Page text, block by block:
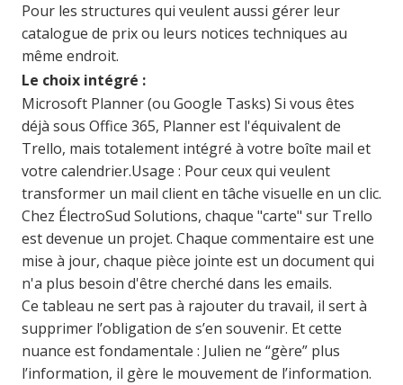
Pour les structures qui veulent aussi gérer leur
catalogue de prix ou leurs notices techniques au
même endroit.
Le choix intégré :
Microsoft Planner (ou Google Tasks) Si vous êtes
déjà sous Office 365, Planner est l'équivalent de
Trello, mais totalement intégré à votre boîte mail et
votre calendrier.Usage : Pour ceux qui veulent
transformer un mail client en tâche visuelle en un clic.
Chez ÉlectroSud Solutions, chaque "carte" sur Trello
est devenue un projet. Chaque commentaire est une
mise à jour, chaque pièce jointe est un document qui
n'a plus besoin d'être cherché dans les emails.
Ce tableau ne sert pas à rajouter du travail, il sert à
supprimer l’obligation de s’en souvenir. Et cette
nuance est fondamentale : Julien ne “gère” plus
l’information, il gère le mouvement de l’information.